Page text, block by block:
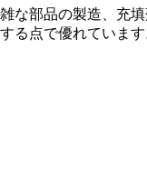
部品の製造、
る点で優れています